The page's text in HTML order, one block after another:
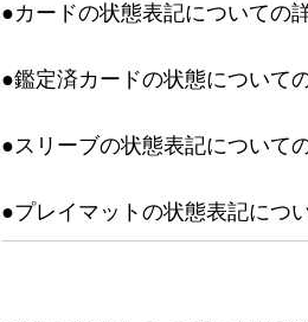
●カードの状態表記についての
●鑑定済カードの状態について
●スリーブの状態表記について
●プレイマットの状態表記につ